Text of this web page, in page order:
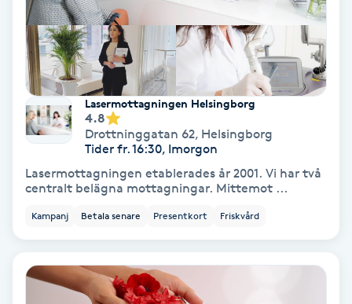
Fransk manikyr
Fransrengöring
Frekvensterapi
Friskvårdsmassage
Frisör
Funktionsanalys
Lasermottagningen Helsingborg
4.8
Drottninggatan 62, Helsingborg
Tider fr. 16:30, Imorgon
Lasermottagningen etablerades år 2001. Vi har två
centralt belägna mottagningar. Mittemot ...
Kampanj Betala senare Presentkort Friskvård